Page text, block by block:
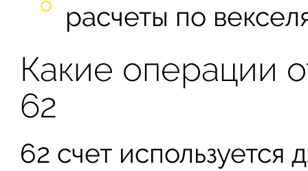
расчеты по
Какие операции
62
62 счет используется